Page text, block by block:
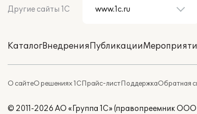
Другие сайты 1С
КаталогВнедренияПубликации
О сайтеО решениях 1СПрайс-листПоддержкаОбратная
© 2011-2026 АО «Группа 1С» (правопреемник